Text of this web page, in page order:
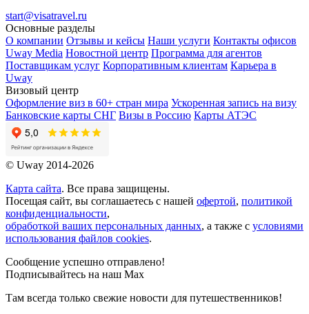
start@visatravel.ru
Основные разделы
О компании Отзывы и кейсы Наши услуги Контакты офисов
Uway Media Новостной центр Программа для агентов
Поставщикам услуг Корпоративным клиентам Карьера в
Uway
Визовый центр
Оформление виз в 60+ стран мира Ускоренная запись на визу
Банковские карты СНГ Визы в Россию Карты АТЭС
© Uway 2014-2026
Карта сайта. Все права защищены.
Посещая сайт, вы соглашаетесь с нашей офертой, политикой
конфиденциальности,
обработкой ваших персональных данных, а также с условиями
использования файлов cookies.
Сообщение успешно отправлено!
Подписывайтесь на наш Max
Там всегда только свежие новости для путешественников!